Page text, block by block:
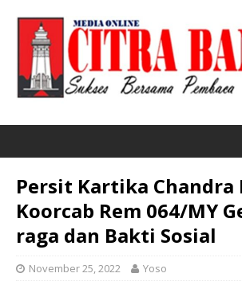
Persit Kartika Chandra
Koorcab Rem 064/MY
raga dan Bakti Sosial
November 25, 2022 Yoso